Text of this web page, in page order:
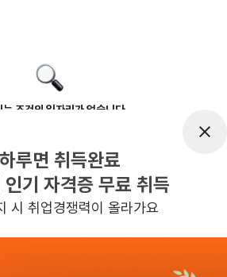
는 조건의 일자리가 없습니다
이내의 일자리 확인하기
루면 취득완료
기 자격증 무료 취득
시 취업경쟁력이 올라가요